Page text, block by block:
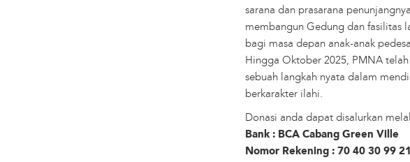
sarana dan prasarana
membangun Gedung dan fasilitas
bagi masa depan anak-anak
Hingga Oktober 2025, PMNA
sebuah langkah nyata dalam
berkarakter ilahi.
Donasi anda dapat disalurkan
Bank : BCA Cabang Green Ville
Nomor Rekening : 70 40 30 99 21